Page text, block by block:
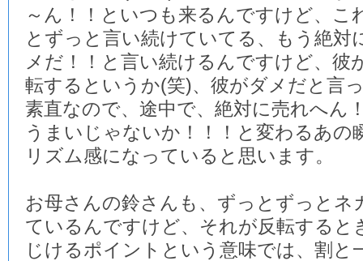
～ん！！といつも来るんですけど、こ
とずっと言い続けていてる、もう絶対
メだ！！と言い続けるんですけど、彼
転するというか(笑)、彼がダメだと言
素直なので、途中で、絶対に売れへん
うまいじゃないか！！！と変わるあの
リズム感になっていると思います。
お母さんの鈴さんも、ずっとずっとネ
ているんですけど、それが反転すると
じけるポイントという意味では、割と